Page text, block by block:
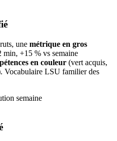
une métrique en gros
min, +15 % vs semaine
en couleur (vert acquis,
Vocabulaire LSU familier des
semaine